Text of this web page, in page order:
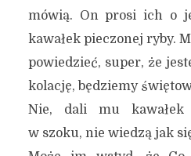
mówią. On prosi ich o
kawałek pieczonej ryby.
powiedzieć, super, że
kolację, będziemy
Nie, dali mu kawałek
w szoku, nie wiedzą jak